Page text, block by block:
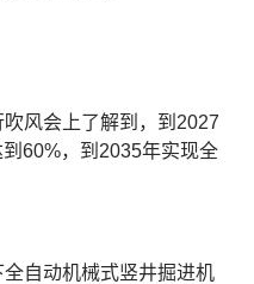
风会上了解到，到2027
60%，到2035年实现全
自动机械式竖井掘进机